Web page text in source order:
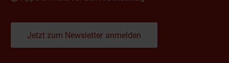
Jetzt zum Newsletter anmelden